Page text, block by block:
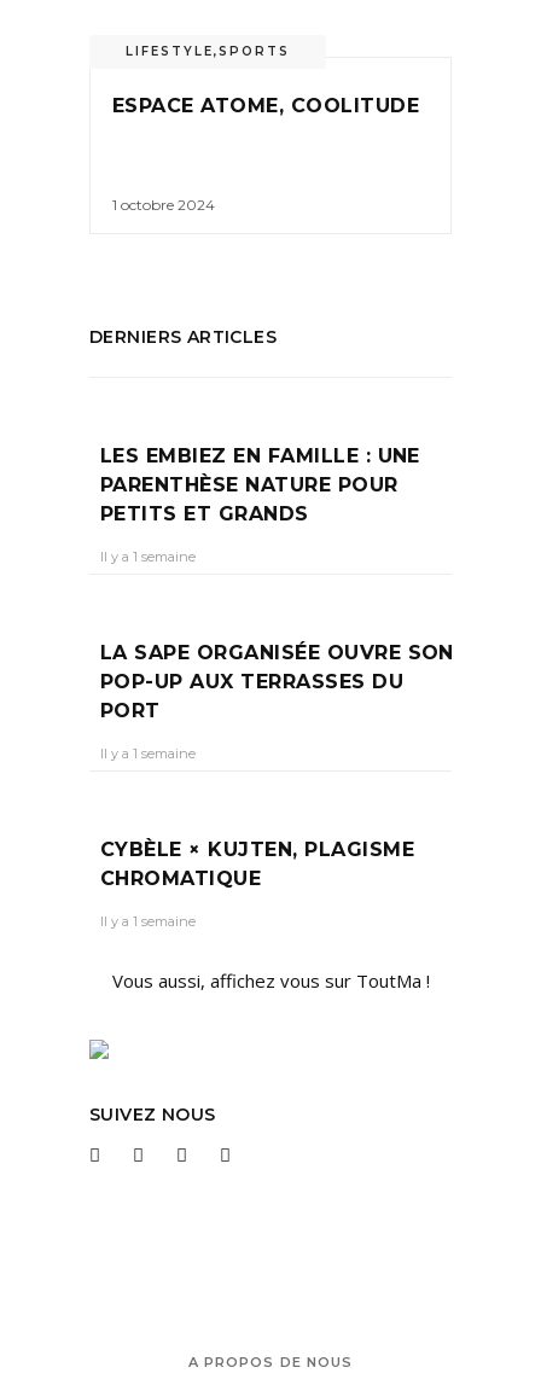
LIFESTYLE,SPORTS
ESPACE ATOME, COOLITUDE
1 octobre 2024
DERNIERS ARTICLES
LES EMBIEZ EN FAMILLE : UNE
PARENTHÈSE NATURE POUR
PETITS ET GRANDS
Il y a 1 semaine
LA SAPE ORGANISÉE OUVRE SON
POP-UP AUX TERRASSES DU
PORT
Il y a 1 semaine
CYBÈLE × KUJTEN, PLAGISME
CHROMATIQUE
Il y a 1 semaine
Vous aussi, affichez vous sur ToutMa !
SUIVEZ NOUS
A PROPOS DE NOUS